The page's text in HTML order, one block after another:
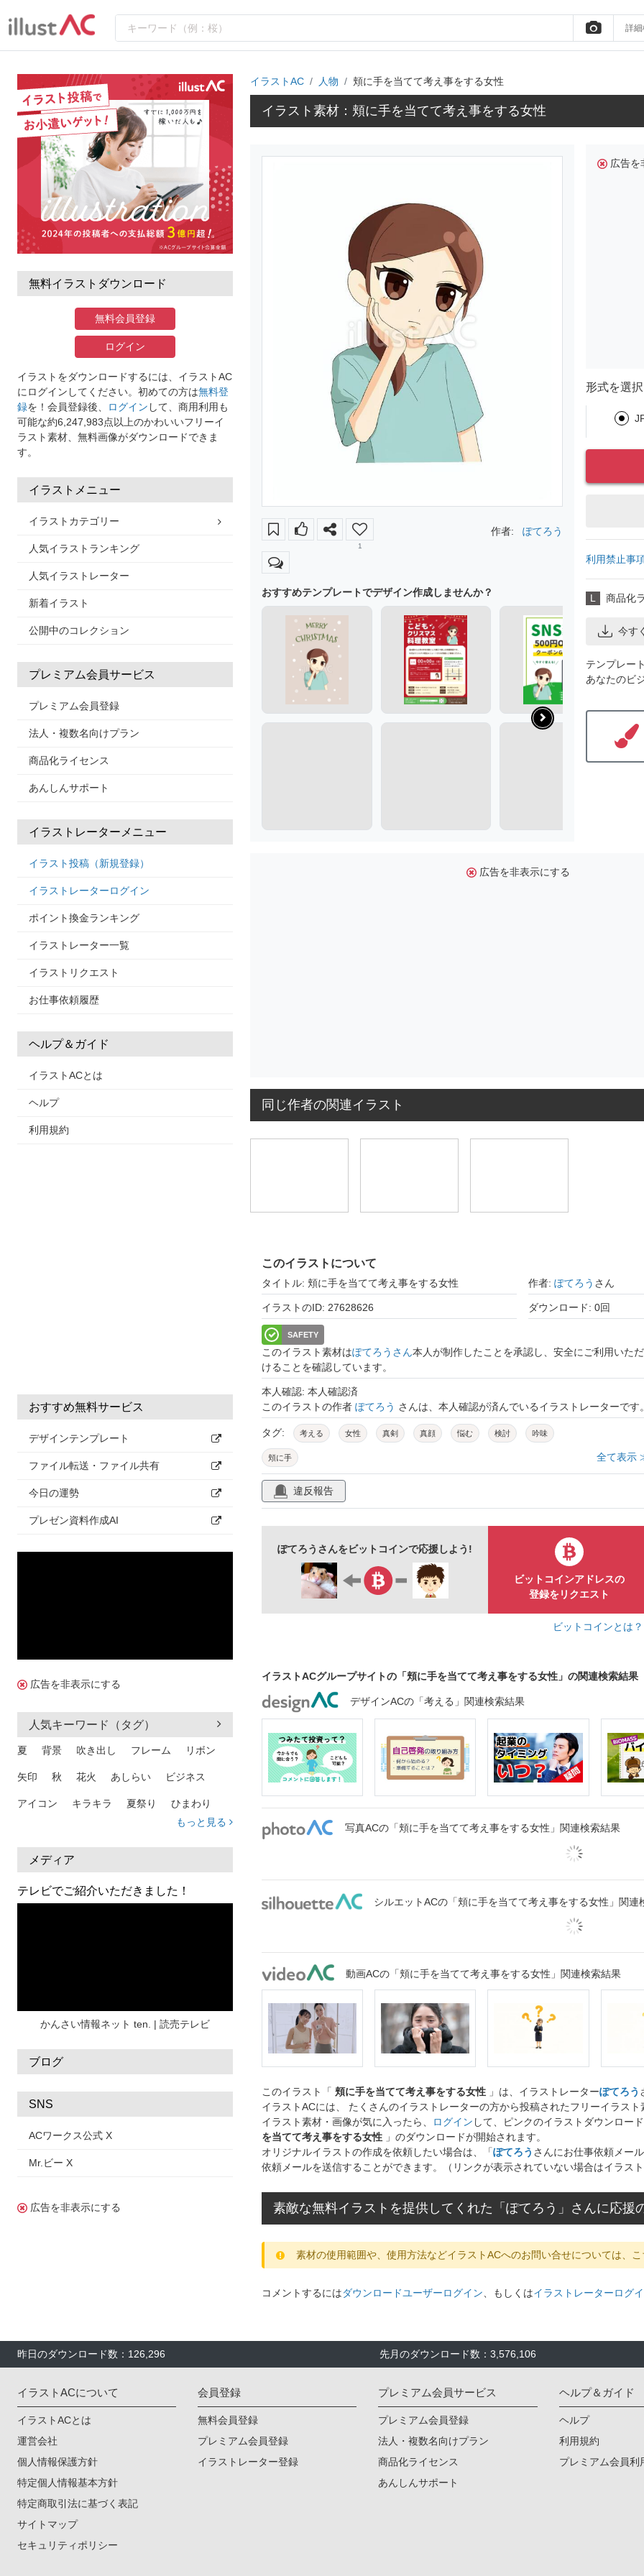
詳細
無料イラストダウンロード
無料会員登録
ログイン
イラストをダウンロードするには、イラストAC
にログインしてください。初めての方は無料登
録を！会員登録後、 ログイン して、商用利用も
可能な約6,247,983点以上のかわいいフリーイ
ラスト素材、無料画像がダウンロードできま
す。
イラストメニュー
イラストカテゴリー
人気イラストランキング
人気イラストレーター
新着イラスト
公開中のコレクション
プレミアム会員サービス
プレミアム会員登録
法人・複数名向けプラン
商品化ライセンス
あんしんサポート
イラストレーターメニュー
イラスト投稿（新規登録）
イラストレーターログイン
ポイント換金ランキング
イラストレーター一覧
イラストリクエスト
お仕事依頼履歴
ヘルプ＆ガイド
イラストACとは
ヘルプ
利用規約
おすすめ無料サービス
デザインテンプレート
ファイル転送・ファイル共有
今日の運勢
プレゼン資料作成AI
広告を非表示にする
人気キーワード（タグ）
夏 背景 吹き出し フレーム リボン
矢印 秋 花火 あしらい ビジネス
アイコン キラキラ 夏祭り ひまわり
熱中症
人物 暑中見舞い
日本地図 海
もっと見る
メディア
テレビでご紹介いただきました！
かんさい情報ネット ten. | 読売テレビ
ブログ
SNS
ACワークス公式 X
Mr.ビー X
広告を非表示にする
イラストAC 人物 頬に手を当てて考え事をする女性
イラスト素材：頬に手を当てて考え事をする女性
1
作者: ぽてろう
おすすめテンプレートでデザイン作成しませんか？
広告を
形式を選
利用禁止事
L 商品化
今す
テンプレー
あなたのビ
広告を非表示にする
同じ作者の関連イラスト
このイラストについて
タイトル: 頬に手を当てて考え事をする女性 作者: ぽてろう さん
イラストのID: 27628626 ダウンロード: 0回
SAFETY
このイラスト素材はぽてろうさん本人が制作したことを承認し、安全にご利用いただ
けることを確認しています。
本人確認: 本人確認済
このイラストの作者 ぽてろう さんは、本人確認が済んでいるイラストレーターです
タグ: 考える 女性 真剣 真顔 悩む 検討 吟味
頬に手 全て表示
違反報告
ぽてろうさんをビットコインで応援しよう!
ビットコインアドレスの
登録をリクエスト
ビットコインとは
イラストACグループサイトの「頬に手を当てて考え事をする女性」の関連検索結果
デザインACの「考える」関連検索結果
写真ACの「頬に手を当てて考え事をする女性」関連検索結果
シルエットACの「頬に手を当てて考え事をする女性」関連
動画ACの「頬に手を当てて考え事をする女性」関連検索結果
このイラスト「 頬に手を当てて考え事をする女性 」は、イラストレーターぽてろう
イラストACには、 たくさんのイラストレーターの方から投稿されたフリーイラス
イラスト素材・画像が気に入ったら、
ログイン して、ピンクのイラストダウンロー
を当てて考え事をする女性 」のダウンロードが開始されます。
オリジナルイラストの作成を依頼したい場合は、「ぽてろう さんにお仕事依頼メー
依頼メールを送信することができます。（リンクが表示されていない場合はイラス
素敵な無料イラストを提供してくれた「ぽてろう」さんに応援
素材の使用範囲や、使用方法などイラストACへのお問い合せについては、
コメントするにはダウンロードユーザーログイン 、もしくはイラストレーターログ
昨日のダウンロード数：126,296 先月のダウンロード数：3,576,106
イラストACについて
イラストACとは
運営会社
個人情報保護方針
特定個人情報基本方針
特定商取引法に基づく表記
サイトマップ
セキュリティポリシー
会員登録
無料会員登録
プレミアム会員登録
イラストレーター登録
プレミアム会員サービス
プレミアム会員登録
法人・複数名向けプラン
商品化ライセンス
あんしんサポート
ヘルプ＆ガイド
ヘルプ
利用規約
プレミアム会員利